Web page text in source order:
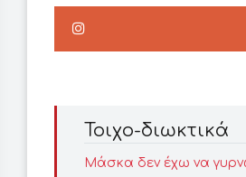
Τοιχο-διωκτικά
Μάσκα δεν έχω να